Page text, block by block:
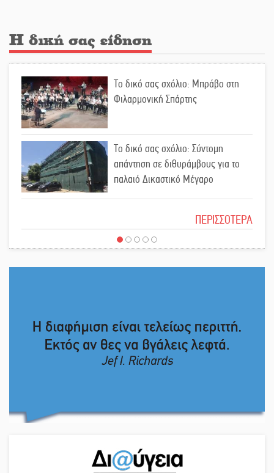
ξεχασμένη προφητεία
στη Γ’ Εθνική
Οδύνη στην Απιδιά για τον χαμό της
29χρονης Ελένης σε τροχαίο
απολογισμού στο Παναρκαδικό από
τον Κυρ. Διαμαντάκο
Μια «χρυσή» ελαιοκομική
Εκδηλώσεις του ΚΚΕ Λακωνίας για
τα 80 χρόνια από την ίδρυση του
Δημοκρατικού Στρατού
μήνα ο Πύρριχος
Άγρυπνος φρουρός 2 δεκαετιών το
Η δική σας είδηση
Το δικό σας σχόλιο: Μπράβο στη
Φιλαρμονική Σπάρτης
Το δικό σας σχόλιο: Σύντομη
απάντηση σε διθυράμβους για το
παλαιό Δικαστικό Μέγαρο
Το δικό σας σχόλιο: Ιερή απόφαση
Ο εξωραϊσμός της Πλατείας Ν.
Κόσμου και ένας ελλοχεύων
ΠΕΡΙΣΣΟΤΕΡΑ